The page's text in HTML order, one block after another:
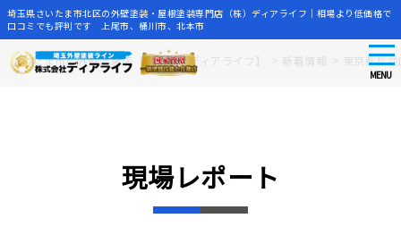
Skip
to
埼玉県さいたま市北区の外壁塗装・屋根塗装専門店（株）ディアライフ｜相場より低価格で
口コミでも評判です 上尾市、桶川市、北本市
MENU
さいたま市の外壁塗装店【株式会社ディアライフ】 新着情報 東京都杉
現場レポート